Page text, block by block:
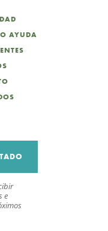
AYUDA
e